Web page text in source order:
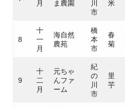
月 ま農園
川
市
米
8
十
一
月
海自然
農苑
橋
本
市
春
菊
9
十
二
月
元ちゃ
んファ
ーム
紀
の
川
市
里
芋